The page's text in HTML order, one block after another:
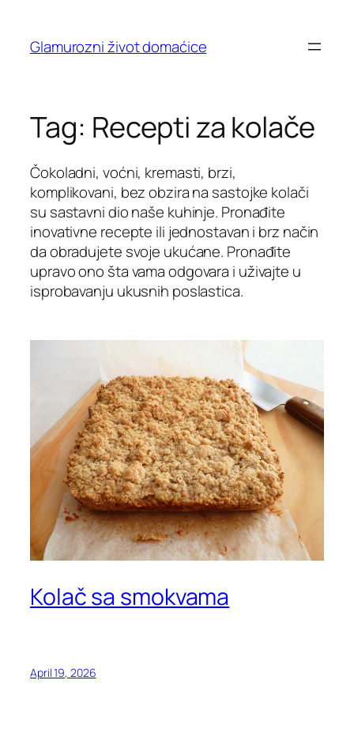
content
Glamurozni život domaćice
Tag: Recepti za kolače
Čokoladni, voćni, kremasti, brzi,
komplikovani, bez obzira na sastojke kolači
su sastavni dio naše kuhinje. Pronađite
inovativne recepte ili jednostavan i brz način
da obradujete svoje ukućane. Pronađite
upravo ono šta vama odgovara i uživajte u
isprobavanju ukusnih poslastica.
Kolač sa smokvama
April 19, 2026